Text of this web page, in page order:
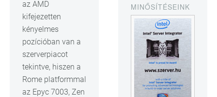
az AMD
kifejezetten
kényelmes
pozícióban van a
szerverpiacot
tekintve, hiszen a
Rome platformmal
az Epyc 7003, Zen
MINŐSÍTÉSEINK